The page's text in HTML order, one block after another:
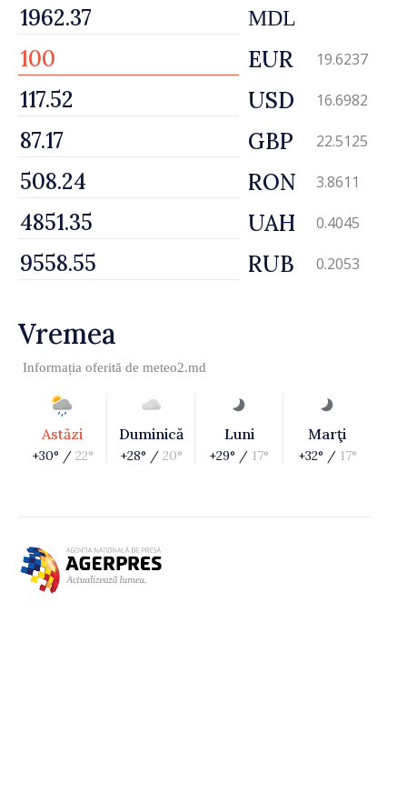
MDL
EUR 19.6237
USD 16.6982
GBP 22.5125
RON 3.8611
UAH 0.4045
RUB 0.2053
Vremea
Informația oferită de meteo2.md
Astăzi
+30° / 22°
Duminică
+28° / 20°
Luni
+29° / 17°
Marţi
+32° / 17°